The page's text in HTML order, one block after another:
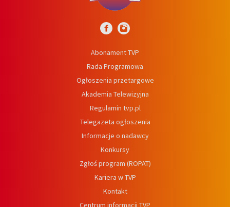
Abonament TVP
Rada Programowa
Ogłoszenia przetargowe
Akademia Telewizyjna
Regulamin tvp.pl
Telegazeta ogłoszenia
Informacje o nadawcy
Konkursy
Zgłoś program (ROPAT)
Kariera w TVP
Kontakt
Centrum informacji TVP